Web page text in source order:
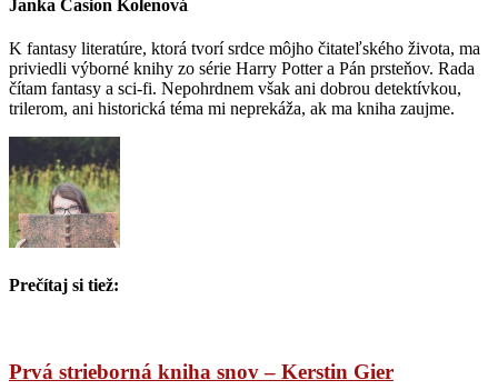
Janka Casion Kolenová
K fantasy literatúre, ktorá tvorí srdce môjho čitateľského života, ma
priviedli výborné knihy zo série Harry Potter a Pán prsteňov. Rada
čítam fantasy a sci-fi. Nepohrdnem však ani dobrou detektívkou,
trilerom, ani historická téma mi neprekáža, ak ma kniha zaujme.
Prečítaj si tiež:
Prvá strieborná kniha snov – Kerstin Gier